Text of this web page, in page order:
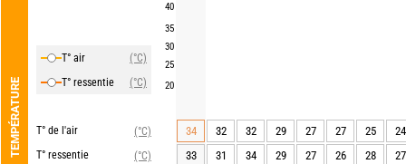
TEMPÉRATURE
T° air
(°C)
T° ressentie
(°C)
T° de l'air
(°C)
T° ressentie
(°C)
40
35
30
25
20
34 32 32 29 27 27 25
24
33
31 34 29 27 26 28
27